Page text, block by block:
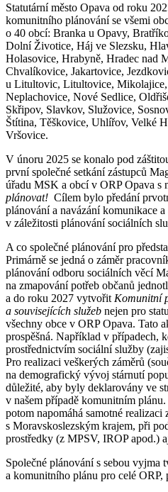
Statutární město Opava od roku
komunitního plánování se všemi
o 40 obcí: Branka u Opavy,
Dolní Životice, Háj ve Slezsku,
Holasovice, Hrabyně, Hradec nad
Chvalíkovice, Jakartovice,
u Litultovic, Litultovice,
Neplachovice, Nové Sedlice,
Skřipov, Slavkov, Služovice,
Štítina, Těškovice, Uhlířov, Velké
Vršovice.
V únoru 2025 se konalo pod
první společné setkání zástupců
úřadu MSK a obcí v ORP Opava s
plánovat! Cílem bylo předání
plánování a navázání komunikace
v záležitosti plánování sociálních
A co společné plánování pro
Primárně se jedná o záměr
plánování odboru sociálních věcí
na zmapování potřeb občanů
a do roku 2027 vytvořit Komunitní
a souvisejících služeb nejen pro
všechny obce v ORP Opava. Tato
prospěšná. Například v případech,
prostřednictvím sociální služby
Pro realizaci veškerých záměrů
na demografický vývoj stárnutí
důležité, aby byly deklarovány ve
v našem případě komunitním
potom napomáhá samotné
s Moravskoslezským krajem, při
prostředky (z MPSV, IROP apod.)
Společné plánování s sebou vyjma
a komunitního plánu pro celé